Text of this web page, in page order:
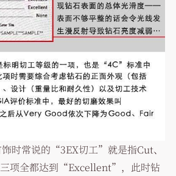
时常说的“3EX切工”就是指Cut、
项全都达到“Excellent”，此时钻